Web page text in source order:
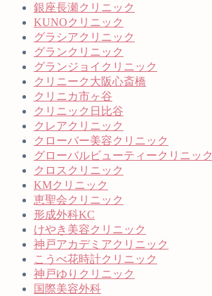
銀座長瀬クリニック
KUNOクリニック
グラシアクリニック
グランクリニック
グランジョイクリニック
クリニーク大阪心斎橋
クリニカ市ヶ谷
クリニック日比谷
クレアクリニック
クローバー美容クリニック
グローバルビューティークリニック
クロスクリニック
KMクリニック
恵聖会クリニック
形成外科KC
けやき美容クリニック
神戸アカデミアクリニック
こうべ花時計クリニック
神戸ゆりクリニック
国際美容外科